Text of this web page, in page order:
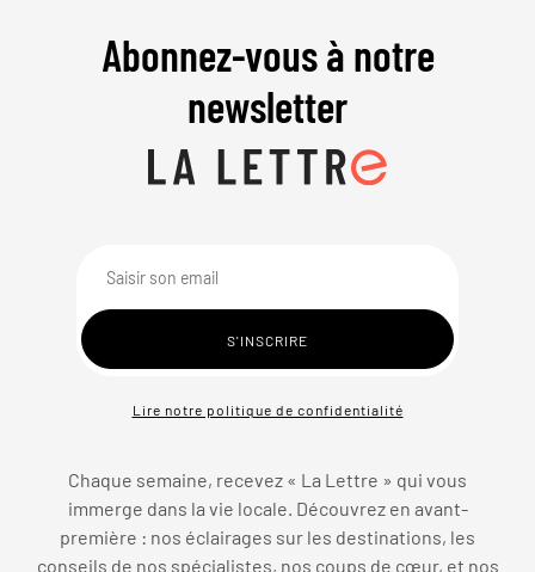
Abonnez-vous à notre
newsletter
Lire notre politique de confidentialité
Chaque semaine, recevez « La Lettre » qui vous
immerge dans la vie locale. Découvrez en avant-
première : nos éclairages sur les destinations, les
conseils de nos spécialistes, nos coups de cœur, et nos